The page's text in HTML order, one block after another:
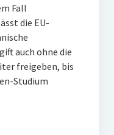
Fall
die EU-
auch ohne die
freigeben, bis
Studium